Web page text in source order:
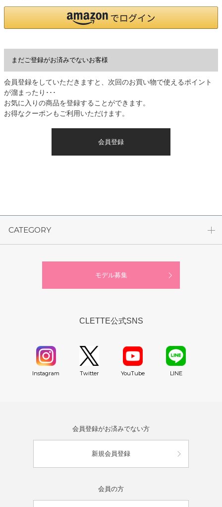
まだご登録がお済みでないお客様
会員登録をしていただきますと、次回のお買い物で使えるポイント
が溜まったり･･･
お気に入りの商品を登録することができます。
お得なクーポンもご利用いただけます。
会員登録
CATEGORY
モデル募集
CLETTE公式SNS
Instagram Twitter YouTube LINE
会員登録がお済みでない方
新規会員登録
会員の方